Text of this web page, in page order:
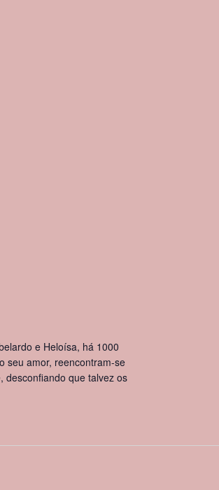
e Heloísa, há 1000
seu amor, reencontram-se
desconfiando que talvez os